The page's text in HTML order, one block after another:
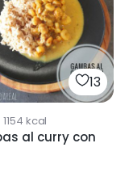
13
1154 kcal
al curry con